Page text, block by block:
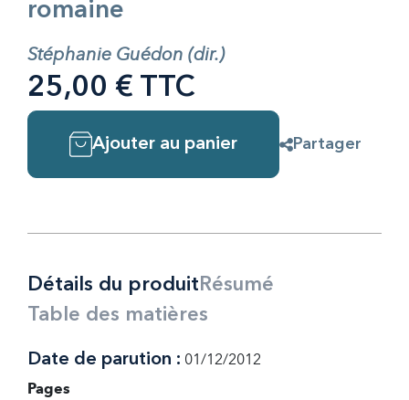
romaine
Stéphanie Guédon (dir.)
25,00 € TTC
Ajouter au panier Partager
Détails du produit Résumé
Table des matières
Date de parution : 01/12/2012
Pages